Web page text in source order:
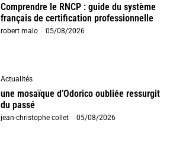
Comprendre le RNCP : guide du système
français de certification professionnelle
robert malo - 05/08/2026
Actualités
une mosaïque d’Odorico oubliée ressurgit
du passé
jean-christophe collet - 05/08/2026